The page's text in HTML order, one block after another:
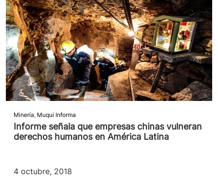
Minería, Muqui Informa
Informe señala que empresas chinas vulneran
derechos humanos en América Latina
4 octubre, 2018